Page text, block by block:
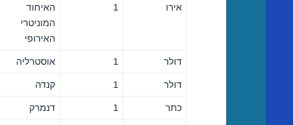
אירו 1
האיחוד
המוניטרי
האירופי
דולר 1 אוסטרליה
דולר 1 קנדה
כתר 1 דנמרק